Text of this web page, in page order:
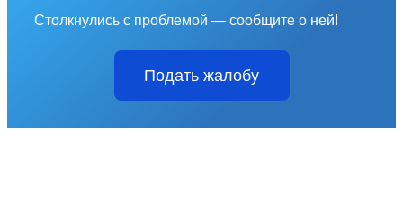
Столкнулись с проблемой — сообщите о ней!
Подать жалобу